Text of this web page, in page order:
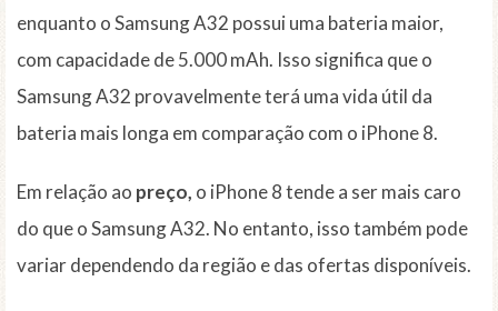
enquanto o Samsung A32 possui uma bateria maior,
com capacidade de 5.000 mAh. Isso significa que o
Samsung A32 provavelmente terá uma vida útil da
bateria mais longa em comparação com o iPhone 8.
Em relação ao preço, o iPhone 8 tende a ser mais caro
do que o Samsung A32. No entanto, isso também pode
variar dependendo da região e das ofertas disponíveis.